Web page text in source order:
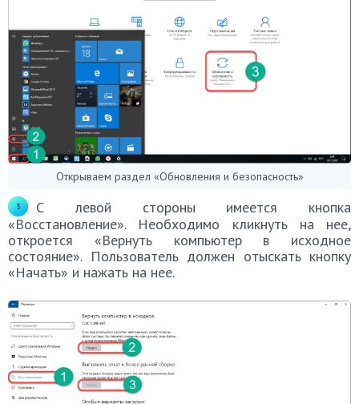
Открываем раздел «Обновления и безопасность»
С левой стороны имеется кнопка
«Восстановление». Необходимо кликнуть на нее,
откроется «Вернуть компьютер в исходное
состояние». Пользователь должен отыскать кнопку
«Начать» и нажать на нее.